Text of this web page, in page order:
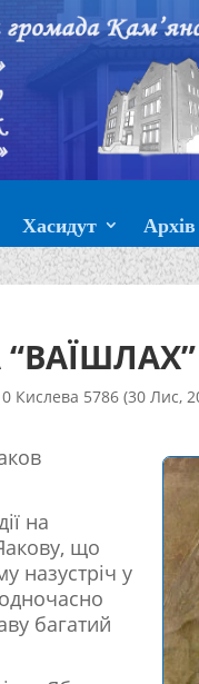
Хасидут
Кислева 5786 (30 Лис,
на
що
назустріч у
багатий